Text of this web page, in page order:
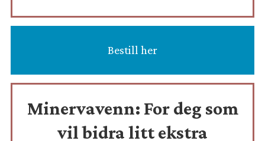
Bestill her
Minervavenn: For deg som
vil bidra litt ekstra